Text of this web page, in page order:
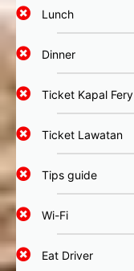
Lunch
Dinner
Ticket Kapal Fery
Ticket Lawatan
Tips guide
Wi-Fi
Eat Driver